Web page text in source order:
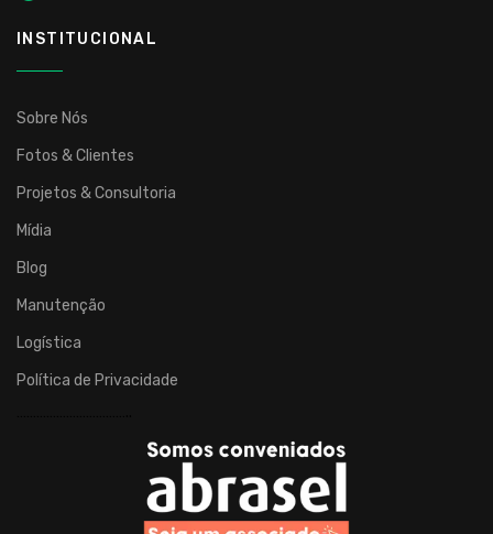
INSTITUCIONAL
Sobre Nós
Fotos & Clientes
Projetos & Consultoria
Mídia
Blog
Manutenção
Logística
Política de Privacidade